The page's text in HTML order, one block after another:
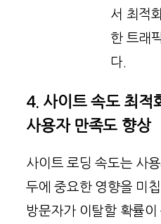
서 최적
한 트래
다.
4. 사이트 속도 최적
사용자 만족도 향상
사이트 로딩 속도는 사
두에 중요한 영향을 미
방문자가 이탈할 확률